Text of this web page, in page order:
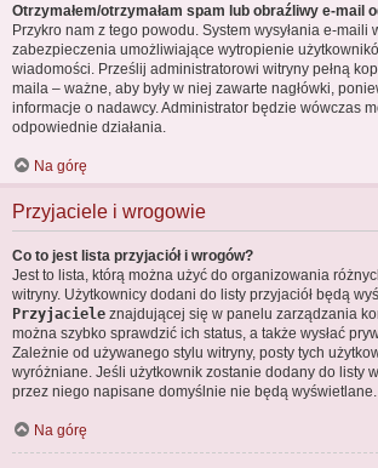
Otrzymałem/otrzymałam spam lub obraźliwy e-mail
Przykro nam z tego powodu. System wysyłania e-maili
zabezpieczenia umożliwiające wytropienie
wiadomości. Prześlij administratorowi witryny pełną
maila – ważne, aby były w niej zawarte nagłówki,
informacje o nadawcy. Administrator będzie wówczas
odpowiednie działania.
Na górę
Przyjaciele i wrogowie
Co to jest lista przyjaciół i wrogów?
Jest to lista, którą można użyć do organizowania
witryny. Użytkownicy dodani do listy przyjaciół będą
Przyjaciele znajdującej się w panelu zarządzania
można szybko sprawdzić ich status, a także wysłać
Zależnie od używanego stylu witryny, posty tych
wyróżniane. Jeśli użytkownik zostanie dodany do listy
przez niego napisane domyślnie nie będą wyświetlane.
Na górę